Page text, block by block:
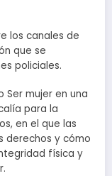
los canales de
que se
policiales.
Ser mujer en una
para la
en el que las
derechos y cómo
física y